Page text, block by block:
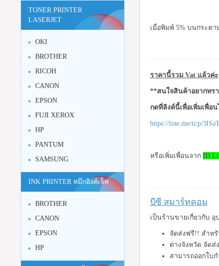
เมื่อพิมพ์ 5% บนกระด
ราคานี้รวม Vat แล้วค่ะ
**สนใจสินค้าอยากทร
กดที่ลิงค์นี้เพื่อเพิ่มเพื่อ
https://line.me/ti/p/
หรือเพิ่มเพื่อนจาก ID
บีซี สมาร์ทคอม
เป็นร้านขายเกี่ยวกับ
จัดส่งฟรี!! สำห
ต่างจังหวัด จัดส่
สามารถออกใบ
TONER PRINTER
LASERJET
OKI
BROTHER
RICOH
CANON
EPSON
FUJI XEROX
HP
PANTUM
SAMSUNG
INK PRINTER หมึกอิงค์เจ็ท
BROTHER
CANON
EPSON
HP